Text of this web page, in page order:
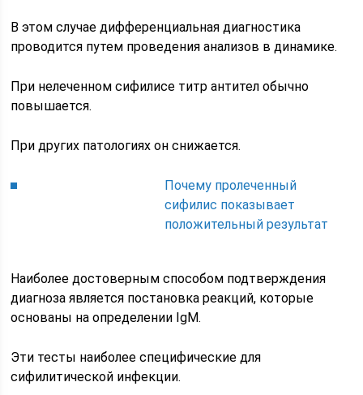
В этом случае дифференциальная диагностика
проводится путем проведения анализов в динамике.
При нелеченном сифилисе титр антител обычно
повышается.
При других патологиях он снижается.
Почему пролеченный
сифилис показывает
положительный результат
Наиболее достоверным способом подтверждения
диагноза является постановка реакций, которые
основаны на определении IgM.
Эти тесты наиболее специфические для
сифилитической инфекции.